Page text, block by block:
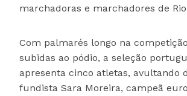
marchadoras e marchadores de
Com palmarés longo na
subidas ao pódio, a seleção
apresenta cinco atletas, avultando
fundista Sara Moreira, campeã